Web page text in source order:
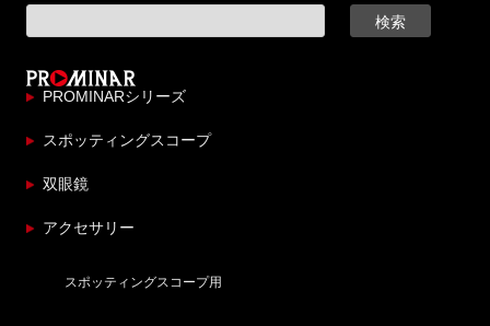
PROMINARシリーズ
スポッティングスコープ
双眼鏡
アクセサリー
スポッティングスコープ用